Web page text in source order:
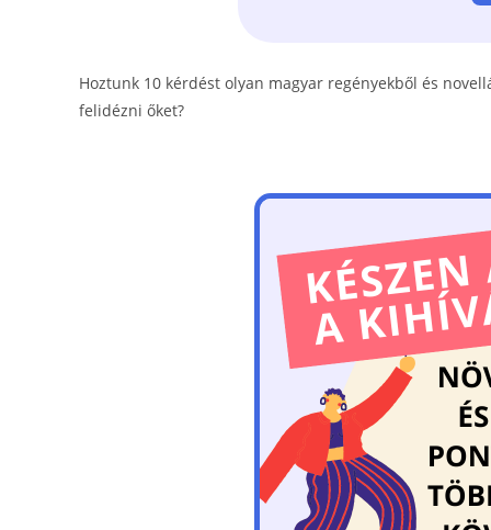
Hoztunk 10 kérdést olyan magyar regényekből és
felidézni őket?